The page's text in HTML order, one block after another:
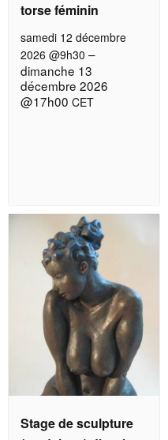
torse féminin
samedi 12 décembre
2026 @9h30 –
dimanche 13
décembre 2026
@17h00 CET
Stage de sculpture